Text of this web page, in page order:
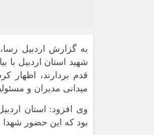
به گزارش اردبیل رسا،
شهید استان اردبیل
میدانی مدیران و
بود که این حضور شهدا